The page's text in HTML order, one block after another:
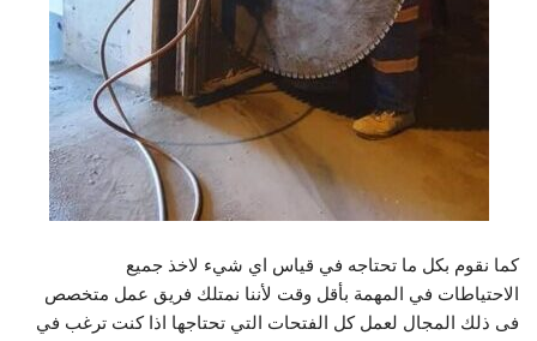
كما نقوم بكل ما تحتاجه في قياس اي شيء لاخذ جميع
الاحتياطات في المهمة بأقل وقت لأننا نمتلك فريق عمل متخصص
فى ذلك المجال لعمل كل الفتحات التي تحتاجها اذا كنت ترغب في